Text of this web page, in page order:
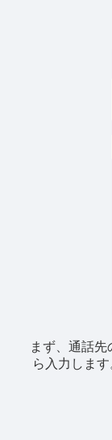
まず、通話
ら入力します